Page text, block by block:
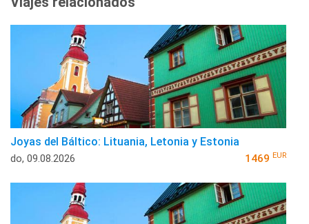
Joyas del Báltico: Lituania, Letonia y Estonia
do, 09.08.2026 1469 EUR